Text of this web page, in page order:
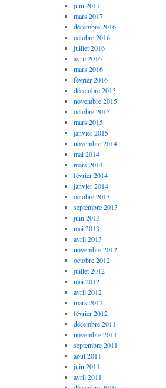
juin 2017
mars 2017
décembre 2016
octobre 2016
juillet 2016
avril 2016
mars 2016
février 2016
décembre 2015
novembre 2015
octobre 2015
mars 2015
janvier 2015
novembre 2014
mai 2014
mars 2014
février 2014
janvier 2014
octobre 2013
septembre 2013
juin 2013
mai 2013
avril 2013
novembre 2012
octobre 2012
juillet 2012
mai 2012
avril 2012
mars 2012
février 2012
décembre 2011
novembre 2011
septembre 2011
août 2011
juin 2011
avril 2011